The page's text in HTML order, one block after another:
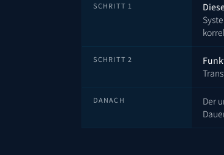
SCHRITT 1
SCHRITT 2
DANACH
Der